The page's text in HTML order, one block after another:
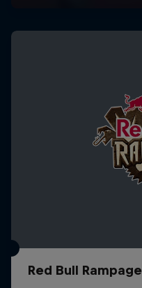
Red Bull Rampage